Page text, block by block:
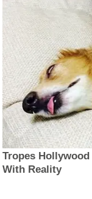
Tropes
With Reality